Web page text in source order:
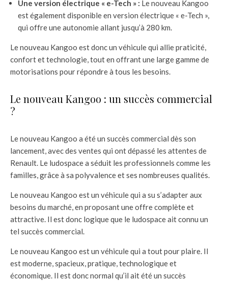
Une version électrique « e-Tech » : Le nouveau Kangoo
est également disponible en version électrique « e-Tech »,
qui offre une autonomie allant jusqu’à 280 km.
Le nouveau Kangoo est donc un véhicule qui allie praticité,
confort et technologie, tout en offrant une large gamme de
motorisations pour répondre à tous les besoins.
Le nouveau Kangoo : un succès commercial
?
Le nouveau Kangoo a été un succès commercial dès son
lancement, avec des ventes qui ont dépassé les attentes de
Renault. Le ludospace a séduit les professionnels comme les
familles, grâce à sa polyvalence et ses nombreuses qualités.
Le nouveau Kangoo est un véhicule qui a su s’adapter aux
besoins du marché, en proposant une offre complète et
attractive. Il est donc logique que le ludospace ait connu un
tel succès commercial.
Le nouveau Kangoo est un véhicule qui a tout pour plaire. Il
est moderne, spacieux, pratique, technologique et
économique. Il est donc normal qu’il ait été un succès